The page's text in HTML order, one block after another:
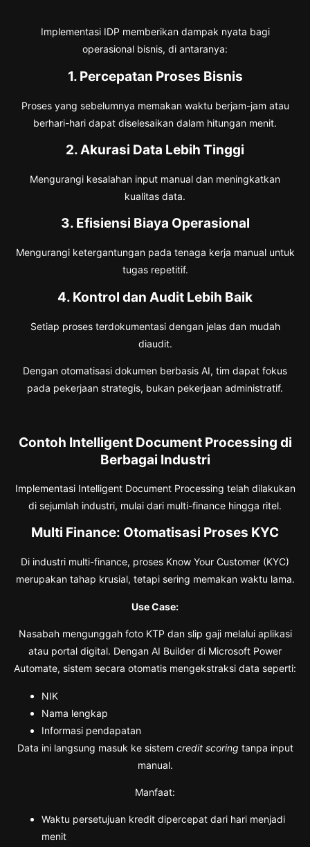
Implementasi IDP memberikan dampak nyata bagi
operasional bisnis, di antaranya:
1. Percepatan Proses Bisnis
Proses yang sebelumnya memakan waktu berjam-jam atau
berhari-hari dapat diselesaikan dalam hitungan menit.
2. Akurasi Data Lebih Tinggi
Mengurangi kesalahan input manual dan meningkatkan
kualitas data.
3. Efisiensi Biaya Operasional
Mengurangi ketergantungan pada tenaga kerja manual untuk
tugas repetitif.
4. Kontrol dan Audit Lebih Baik
Setiap proses terdokumentasi dengan jelas dan mudah
diaudit.
Dengan otomatisasi dokumen berbasis AI, tim dapat fokus
pada pekerjaan strategis, bukan pekerjaan administratif.
Contoh Intelligent Document Processing di
Berbagai Industri
Implementasi Intelligent Document Processing telah dilakukan
di sejumlah industri, mulai dari multi-finance hingga ritel.
Multi Finance: Otomatisasi Proses KYC
Di industri multi-finance, proses Know Your Customer (KYC)
merupakan tahap krusial, tetapi sering memakan waktu lama.
Use Case:
Nasabah mengunggah foto KTP dan slip gaji melalui aplikasi
atau portal digital. Dengan AI Builder di Microsoft Power
Automate, sistem secara otomatis mengekstraksi data seperti:
NIK
Nama lengkap
Informasi pendapatan
Data ini langsung masuk ke sistem credit scoring tanpa input
manual.
Manfaat:
Waktu persetujuan kredit dipercepat dari hari menjadi
menit